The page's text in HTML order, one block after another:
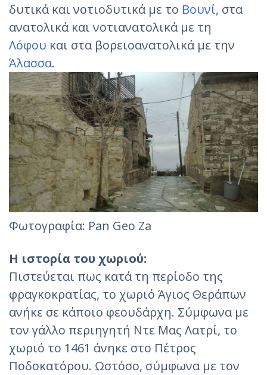
δυτικά και νοτιοδυτικά με το Βουνί, στα
ανατολικά και νοτιανατολικά με τη
Λόφου και στα βορειοανατολικά με την
Άλασσα.
Φωτογραφία: Pan Geo Za‎
Η ιστορία του χωριού:
Πιστεύεται πως κατά τη περίοδο της
φραγκοκρατίας, το χωριό Άγιος Θεράπων
ανήκε σε κάποιο φεουδάρχη. Σύμφωνα με
τον γάλλο περιηγητή Ντε Μας Λατρί, το
χωριό το 1461 άνηκε στο Πέτρος
Ποδοκατόρου. Ωστόσο, σύμφωνα με τον